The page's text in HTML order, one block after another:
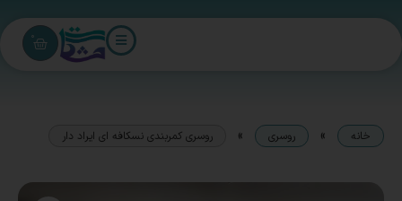
0
خانه » روسری » روسری کمربندی نسکافه ای ایراد دار